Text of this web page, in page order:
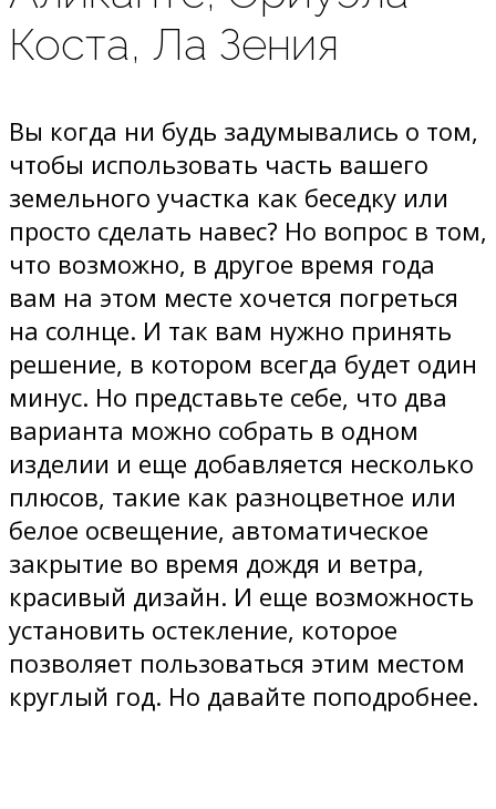
Коста, Ла Зения
Вы когда ни будь задумывались о том,
чтобы использовать часть вашего
земельного участка как беседку или
просто сделать навес? Но вопрос в том,
что возможно, в другое время года
вам на этом месте хочется погреться
на солнце. И так вам нужно принять
решение, в котором всегда будет один
минус. Но представьте себе, что два
варианта можно собрать в одном
изделии и еще добавляется несколько
плюсов, такие как разноцветное или
белое освещение, автоматическое
закрытие во время дождя и ветра,
красивый дизайн. И еще возможность
установить остекление, которое
позволяет пользоваться этим местом
круглый год. Но давайте поподробнее.